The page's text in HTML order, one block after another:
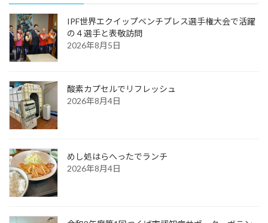
IPF世界エクイップベンチプレス選手権大会で活躍
の４選手と表敬訪問
2026年8月5日
酸素カプセルでリフレッシュ
2026年8月4日
めし処はらへったでランチ
2026年8月4日